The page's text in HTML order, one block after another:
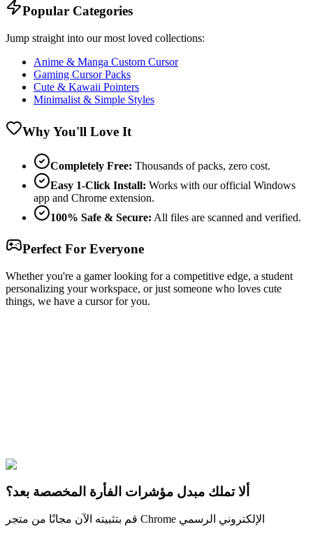
Popular Categories
Jump straight into our most loved collections:
Anime & Manga Custom Cursor
Gaming Cursor Packs
Cute & Kawaii Pointers
Minimalist & Simple Styles
Why You'll Love It
Completely Free: Thousands of packs, zero cost.
Easy 1-Click Install: Works with our official Windows
app and Chrome extension.
100% Safe & Secure: All files are scanned and verified.
Perfect For Everyone
Whether you're a gamer looking for a competitive edge, a student
personalizing your workspace, or just someone who loves cute
things, we have a cursor for you.
🚀 For Browser
ألا تملك مبدل مؤشرات الفأرة المخصصة بعد؟
قم بتثبيته الآن مجانًا من متجر Chrome الإلكتروني الرسمي